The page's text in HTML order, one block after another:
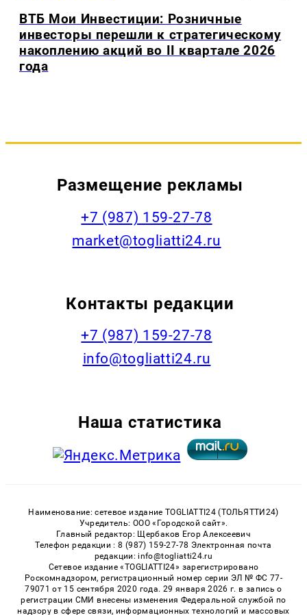
ВТБ Мои Инвестиции: Розничные
инвесторы перешли к стратегическому
накоплению акций во II квартале 2026
года
Размещение рекламы
+7 (987) 159-27-78
market@togliatti24.ru
Контакты редакции
+7 (987) 159-27-78
info@togliatti24.ru
Наша статистика
Наименование: сетевое издание TOGLIATTI24 (ТОЛЬЯТТИ24)
Учредитель: ООО «Городской сайт».
Главный редактор: Щербаков Егор Алексеевич
Телефон редакции : 8 (987) 159-27-78 Электронная почта
редакции: info@togliatti24.ru
Сетевое издание «TOGLIATTI24» зарегистрировано
Роскомнадзором, регистрационный номер серии ЭЛ № ФС 77-
79071 от 15 сентября 2020 года. 29 января 2026 г. в запись о
регистрации СМИ внесены изменения Федеральной службой по
надзору в сфере связи, информационных технологий и массовых